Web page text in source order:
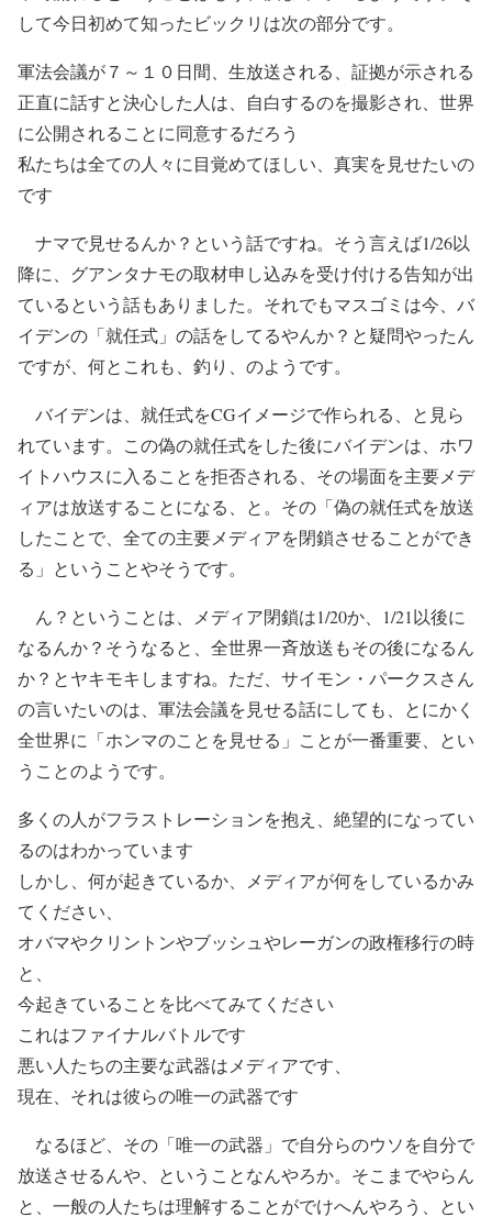
して今日初めて知ったビックリは次の部分です。
軍法会議が７～１０日間、生放送される、証拠が示される
正直に話すと決心した人は、自白するのを撮影され、世界
に公開されることに同意するだろう
私たちは全ての人々に目覚めてほしい、真実を見せたいの
です
ナマで見せるんか？という話ですね。そう言えば1/26以
降に、グアンタナモの取材申し込みを受け付ける告知が出
ているという話もありました。それでもマスゴミは今、バ
イデンの「就任式」の話をしてるやんか？と疑問やったん
ですが、何とこれも、釣り、のようです。
バイデンは、就任式をCGイメージで作られる、と見ら
れています。この偽の就任式をした後にバイデンは、ホワ
イトハウスに入ることを拒否される、その場面を主要メデ
ィアは放送することになる、と。その「偽の就任式を放送
したことで、全ての主要メディアを閉鎖させることができ
る」ということやそうです。
ん？ということは、メディア閉鎖は1/20か、1/21以後に
なるんか？そうなると、全世界一斉放送もその後になるん
か？とヤキモキしますね。ただ、サイモン・パークスさん
の言いたいのは、軍法会議を見せる話にしても、とにかく
全世界に「ホンマのことを見せる」ことが一番重要、とい
うことのようです。
多くの人がフラストレーションを抱え、絶望的になってい
るのはわかっています
しかし、何が起きているか、メディアが何をしているかみ
てください、
オバマやクリントンやブッシュやレーガンの政権移行の時
と、
今起きていることを比べてみてください
これはファイナルバトルです
悪い人たちの主要な武器はメディアです、
現在、それは彼らの唯一の武器です
なるほど、その「唯一の武器」で自分らのウソを自分で
放送させるんや、ということなんやろか。そこまでやらん
と、一般の人たちは理解することがでけへんやろう、とい